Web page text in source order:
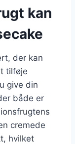
kan
der kan
tilføje
give din
både er
cremede
hvilket